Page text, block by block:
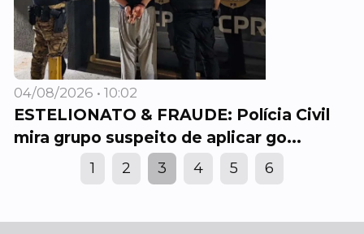
04/08/2026 • 10:02
ESTELIONATO & FRAUDE: Polícia Civil
mira grupo suspeito de aplicar go...
1 2 3 4 5 6